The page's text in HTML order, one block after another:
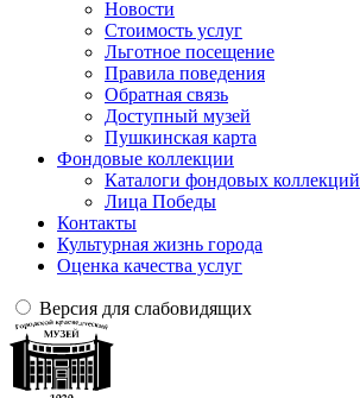
Новости
Стоимость услуг
Льготное посещение
Правила поведения
Обратная связь
Доступный музей
Пушкинская карта
Фондовые коллекции
Каталоги фондовых коллекций
Лица Победы
Контакты
Культурная жизнь города
Оценка качества услуг
Версия для слабовидящих